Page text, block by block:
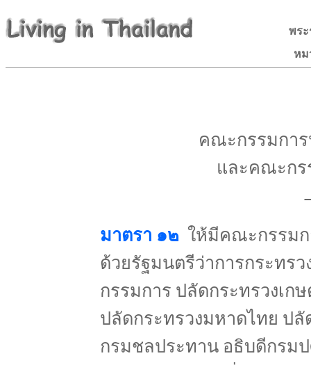
พร
หม
คณะกรรมกา
และคณะกร
มาตรา ๑๒ ให้มีคณะกรรมก
ด้วยรัฐมนตรีว่าการกระทร
กรรมการ ปลัดกระทรวงเ
ปลัดกระทรวงมหาดไทย ป
กรมชลประทาน อธิบดีกรม